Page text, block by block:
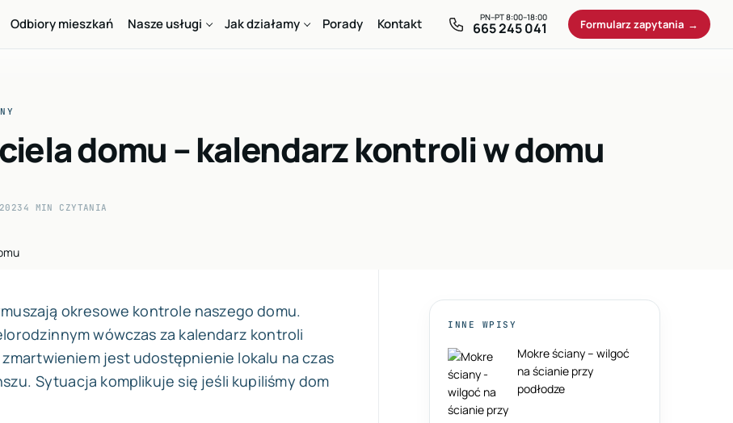
Odbiory mieszkań Nasze usługi Jak działamy Porady Kontakt 665 245 041 Formularz zapytania
domu – kalendarz kontroli w domu
4 MIN CZYTANIA
okresowe kontrole naszego domu.
wówczas za kalendarz kontroli
jest udostępnienie lokalu na czas
Sytuacja komplikuje się jeśli kupiliśmy dom
INNE WPISY
Mokre ściany – wilgoć
na ścianie przy
podłodze